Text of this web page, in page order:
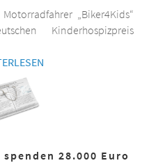
„Biker4Kids“
Kinderhospizpreis
28.000 Euro